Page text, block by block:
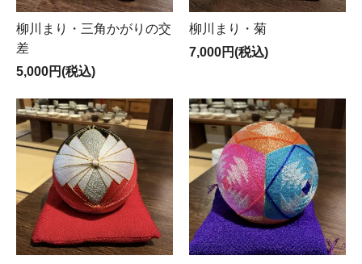
柳川まり・三角かがりの交
差
5,000円(税込)
柳川まり・菊
7,000円(税込)